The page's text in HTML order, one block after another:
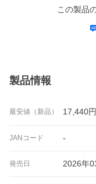
この製品
製品情報
最安値（新品） 17,440円
JANコード -
発売日 2026年